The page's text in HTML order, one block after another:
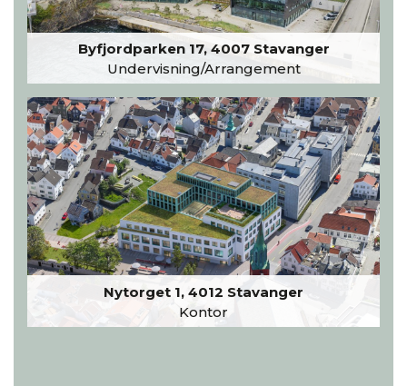
Byfjordparken 17, 4007 Stavanger
Undervisning/Arrangement
Nytorget 1, 4012 Stavanger
Kontor